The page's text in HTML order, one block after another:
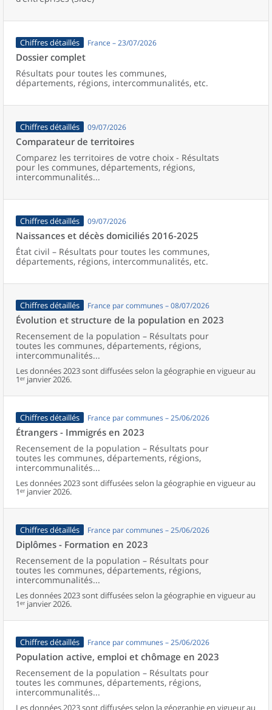
Chiffres détaillés France – 23/07/2026
Dossier complet
Résultats pour toutes les communes,
départements, régions, intercommunalités, etc.
Chiffres détaillés 09/07/2026
Comparateur de territoires
Comparez les territoires de votre choix - Résultats
pour les communes, départements, régions,
intercommunalités...
Chiffres détaillés 09/07/2026
Naissances et décès domiciliés 2016-2025
État civil – Résultats pour toutes les communes,
départements, régions, intercommunalités, etc.
Chiffres détaillés France par communes – 08/07/2026
Évolution et structure de la population en 2023
Recensement de la population – Résultats pour
toutes les communes, départements, régions,
intercommunalités...
Les données 2023 sont diffusées selon la géographie en vigueur au
1ᵉʳ janvier 2026.
Chiffres détaillés France par communes – 25/06/2026
Étrangers - Immigrés en 2023
Recensement de la population – Résultats pour
toutes les communes, départements, régions,
intercommunalités...
Les données 2023 sont diffusées selon la géographie en vigueur au
1ᵉʳ janvier 2026.
Chiffres détaillés France par communes – 25/06/2026
Diplômes - Formation en 2023
Recensement de la population – Résultats pour
toutes les communes, départements, régions,
intercommunalités...
Les données 2023 sont diffusées selon la géographie en vigueur au
1ᵉʳ janvier 2026.
Chiffres détaillés France par communes – 25/06/2026
Population active, emploi et chômage en 2023
Recensement de la population – Résultats pour
toutes les communes, départements, régions,
intercommunalités...
Les données 2023 sont diffusées selon la géographie en vigueur au